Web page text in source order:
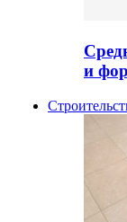
и